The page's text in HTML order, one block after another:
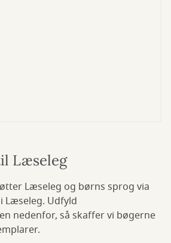
Læseleg
Læseleg og børns sprog via
Udfyld
nedenfor, så skaffer vi bøgerne